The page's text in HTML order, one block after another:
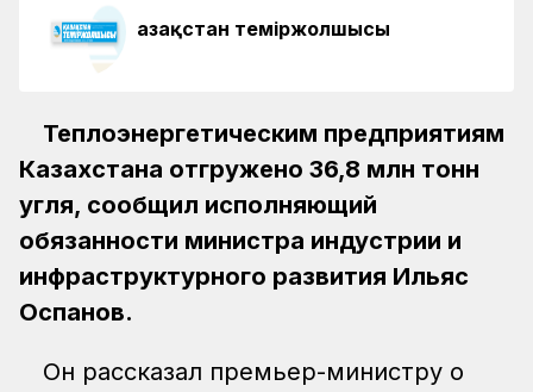
Қазақстан теміржолшысы
Теплоэнергетическим предприятиям
Казахстана отгружено 36,8 млн тонн
угля, сообщил исполняющий
обязанности министра индустрии и
инфраструктурного развития Ильяс
Оспанов.
Он рассказал премьер-министру о